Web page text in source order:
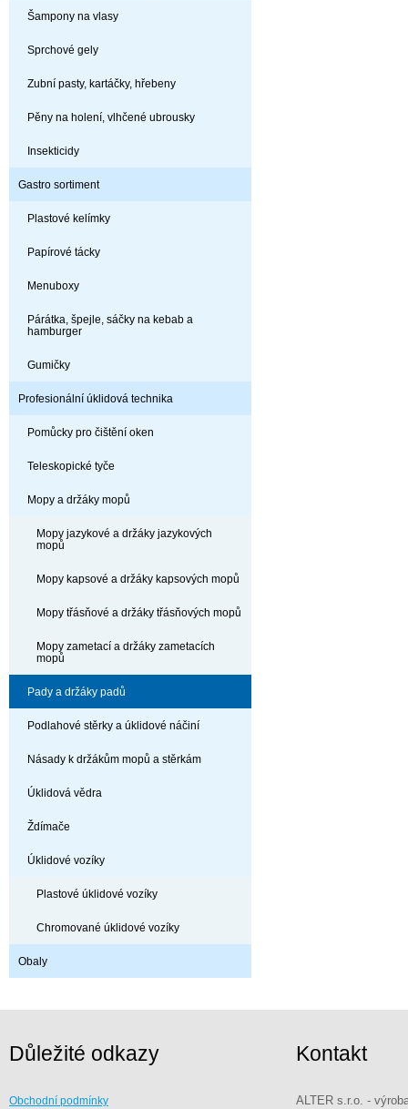
Šampony na vlasy
Sprchové gely
Zubní pasty, kartáčky, hřebeny
Pěny na holení, vlhčené ubrousky
Insekticidy
Gastro sortiment
Plastové kelímky
Papírové tácky
Menuboxy
Párátka, špejle, sáčky na kebab a
hamburger
Gumičky
Profesionální úklidová technika
Pomůcky pro čištění oken
Teleskopické tyče
Mopy a držáky mopů
Mopy jazykové a držáky jazykových
mopů
Mopy kapsové a držáky kapsových mopů
Mopy třásňové a držáky třásňových mopů
Mopy zametací a držáky zametacích
mopů
Pady a držáky padů
Podlahové stěrky a úklidové náčiní
Násady k držákům mopů a stěrkám
Úklidová vědra
Ždímače
Úklidové vozíky
Plastové úklidové vozíky
Chromované úklidové vozíky
Obaly
Důležité odkazy
Obchodní podmínky
Kontakt
ALTER s.r.o. -